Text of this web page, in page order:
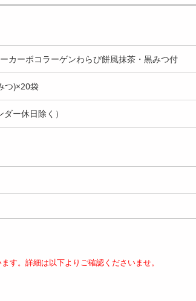
カーボコラーゲンわらび餅風抹茶・黒みつ付
つ)×20袋
ー休日除く）
す。詳細は以下よりご確認くださいませ。